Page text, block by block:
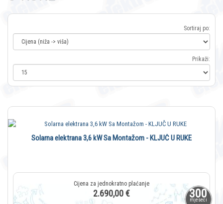
Sortiraj po:
Prikaži:
300
mjeseci
Solarna elektrana 3,6 kW Sa Montažom - KLJUČ U RUKE
2.690,00 €